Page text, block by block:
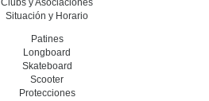
Clubs y Asociaciones
Situación y Horario
Patines
Longboard
Skateboard
Scooter
Protecciones